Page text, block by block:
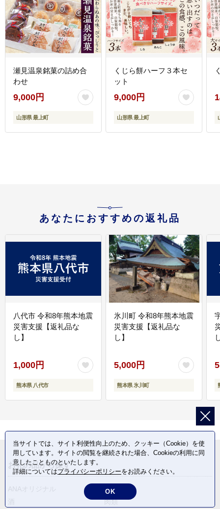
瀬見温泉銘菓の詰め合
わせ
9,000円
山形県 最上町
くじら餅ハーフ３本セ
ット
9,000円
山形県 最上町
あなたにおすすめの返礼品
八代市 令和8年熊本地震
災害支援【返礼品な
し】
1,000円
熊本県 八代市
氷川町 令和8年熊本地震
災害支援【返礼品な
し】
5,000円
熊本県 氷川町
お礼の品から探す
定期便
肉類
当サイトでは、サイト利便性向上のため、クッキー（Cookie）を使
用しています。サイトの閲覧を継続された場合、Cookieの利用に同
意したことものといたします。
詳細についてはプライバシーポリシーをお読みください。
OK